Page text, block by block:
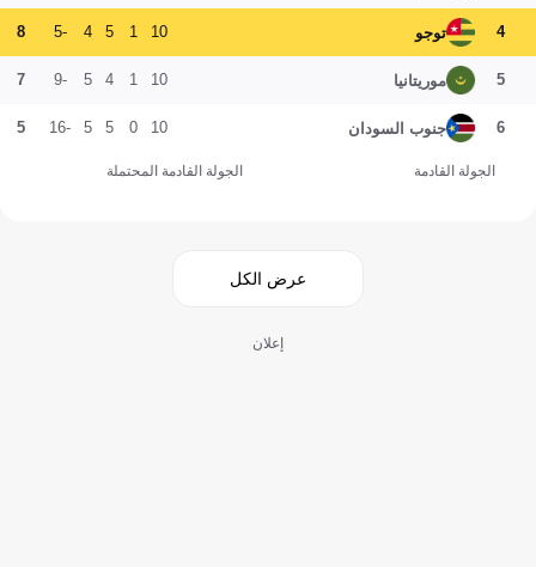
4 توجو 10
1
5
4
-5
8
5 موريتانيا 10
1
4
5
-9
7
6 جنوب السودان 10
0
5
5
-16
5
الجولة القادمة الجولة القادمة المحتملة
عرض الكل
إعلان